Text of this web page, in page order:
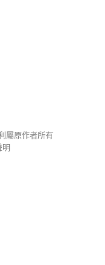
屬原作者所有
明